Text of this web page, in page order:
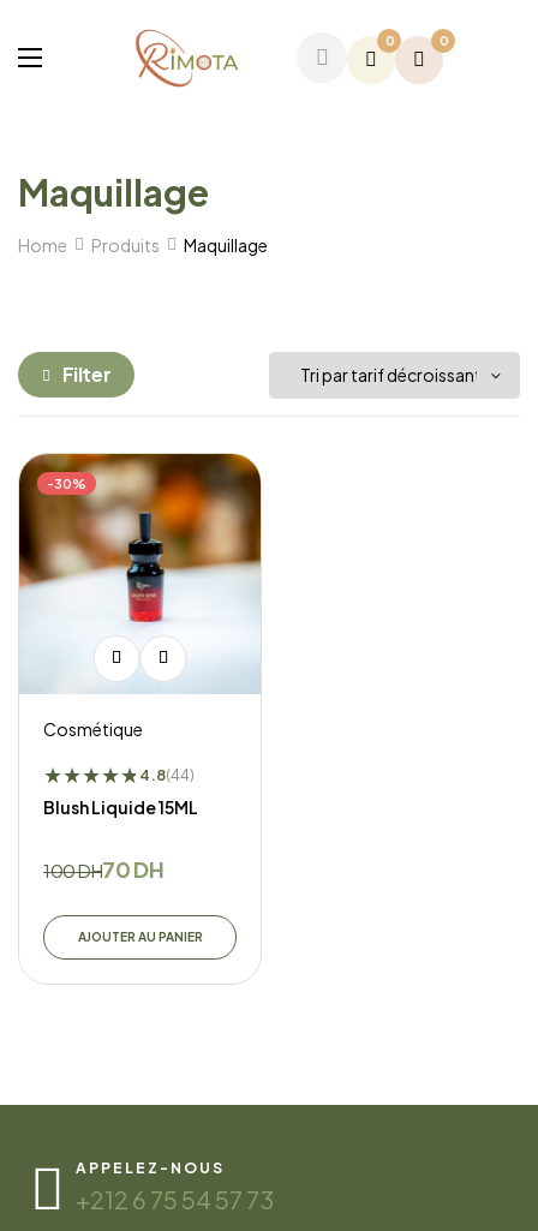
0 0
Maquillage
Home Produits Maquillage
Filter
-30%
Cosmétique
★★★★★
★4.8(44)
Blush Liquide 15ML
100DH70DH
AJOUTER AU PANIER
APPELEZ-NOUS
+212 6 75 54 57 73